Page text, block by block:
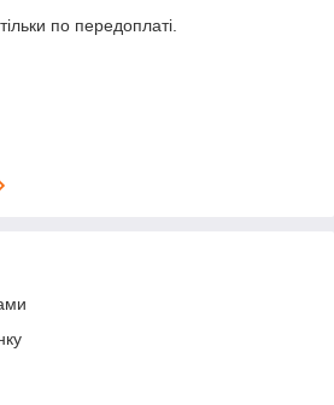
по передоплаті.